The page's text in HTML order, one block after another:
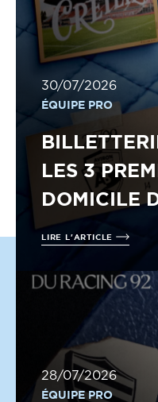
30/07/2026
ÉQUIPE PRO
LES 3
DOMICILE
LIRE L'ARTICLE
28/07/2026
ÉQUIPE PRO